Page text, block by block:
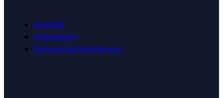
Kontakt
Impressum
Datenschutzerklärung